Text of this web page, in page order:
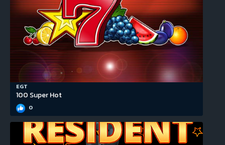
EGT
100 Super Hot
0